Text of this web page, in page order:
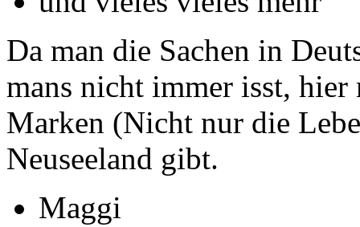
Da man die Sachen in
mans nicht immer isst,
Marken (Nicht nur die
Neuseeland gibt.
Maggi